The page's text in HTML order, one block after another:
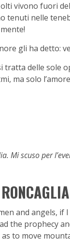
vivono fuori
tenuti nelle
gli ha detto:
tratta delle sole
ma solo
Mi scuso per
and angels, if
the prophecy
to move